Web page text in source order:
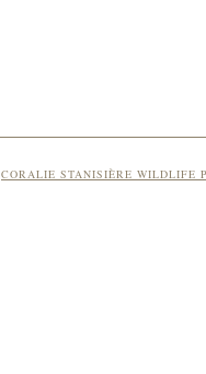
CORALIE STANISIÈRE WILDLIFE